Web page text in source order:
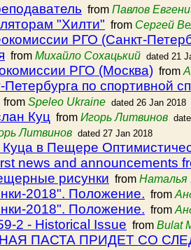
from Павлов
"Хилти" from Сергей
РГО (Санкт-
from Михайло Сохацький dated 21
РГО (Москва) from
по спортивной
from Speleo Ukraine dated 26 Jan 2018
Куц from Игорь Литвинов
Литвинов dated 27 Jan 2018
в Пещере
news and announcements
рисунки from Наталья
2018". Положение. from
2018". Положение. from
2 - Historical Issue from Bulat
ПАСТА ПРИДЕТ СО